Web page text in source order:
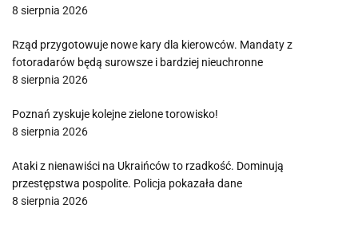
8 sierpnia 2026
Rząd przygotowuje nowe kary dla kierowców. Mandaty z
fotoradarów będą surowsze i bardziej nieuchronne
8 sierpnia 2026
Poznań zyskuje kolejne zielone torowisko!
8 sierpnia 2026
Ataki z nienawiści na Ukraińców to rzadkość. Dominują
przestępstwa pospolite. Policja pokazała dane
8 sierpnia 2026